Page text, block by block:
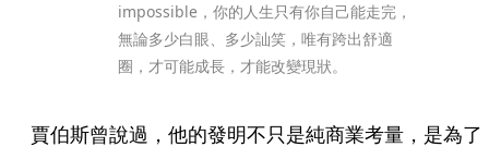
impossible，你的人生只有你自己能走完，
無論多少白眼、多少訕笑，唯有跨出舒適
圈，才可能成長，才能改變現狀。
賈伯斯曾說過，他的發明不只是純商業考量，是為了